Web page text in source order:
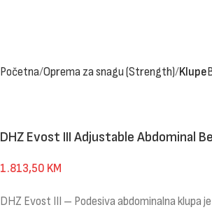
Početna Oprema za snagu (Strength) Klupe
DHZ Evost III Adjustable Abdominal
1.813,50 KM
DHZ Evost III – Podesiva abdominalna klupa